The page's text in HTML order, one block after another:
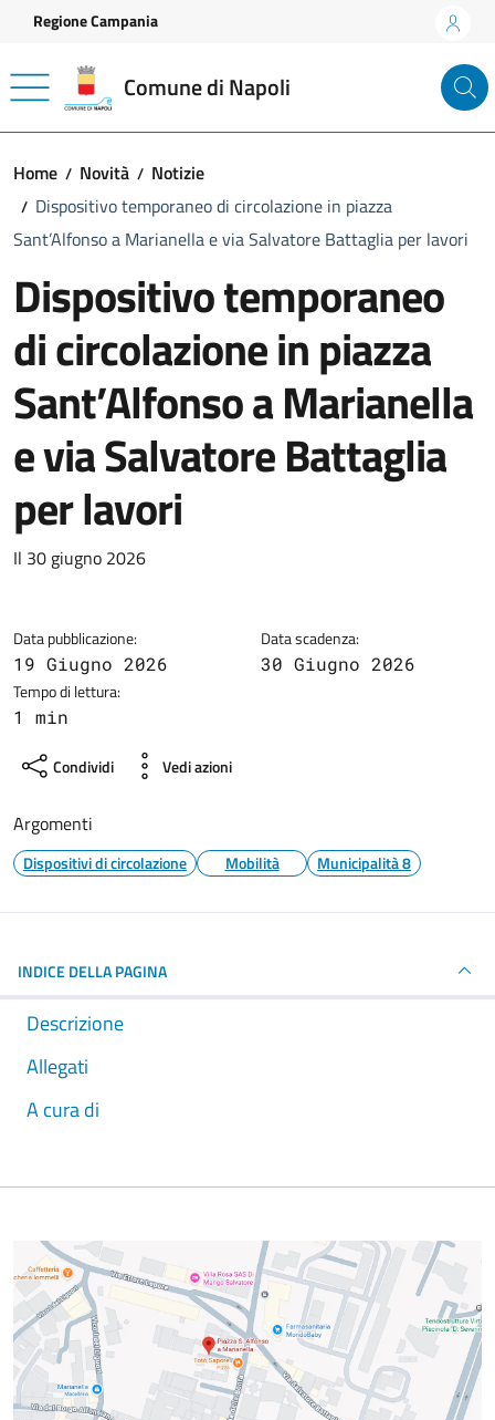
Vai ai contenuti
Vai al footer
Regione Campania
Comune di Napoli
Home Novità
Notizie
Dispositivo temporaneo di circolazione in piazza
Sant’Alfonso a Marianella e via Salvatore Battaglia per lavori
Dispositivo temporaneo
di circolazione in piazza
Sant’Alfonso a Marianella
e via Salvatore Battaglia
per lavori
Dettagli della notizia
Il 30 giugno 2026
Data pubblicazione:
19 Giugno 2026
Data scadenza:
30 Giugno 2026
Tempo di lettura:
1 min
Condividi Vedi azioni
Argomenti
Dispositivi di circolazione Mobilità Municipalità 8
INDICE DELLA PAGINA
Descrizione
Allegati
A cura di